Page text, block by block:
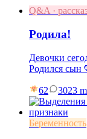
Q&A ·
Родила!
Девочки
Родился сын
62 3023
Беременность